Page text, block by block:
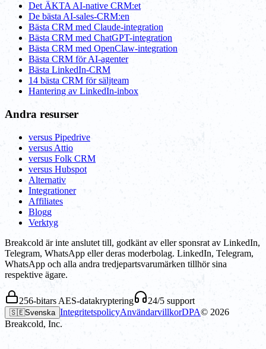
Det ÄKTA AI-native CRM:et
De bästa AI-sales-CRM:en
Bästa CRM med Claude-integration
Bästa CRM med ChatGPT-integration
Bästa CRM med OpenClaw-integration
Bästa CRM för AI-agenter
Bästa LinkedIn-CRM
14 bästa CRM för säljteam
Hantering av LinkedIn-inbox
Andra resurser
versus Pipedrive
versus Attio
versus Folk CRM
versus Hubspot
Alternativ
Integrationer
Affiliates
Blogg
Verktyg
Breakcold är inte anslutet till, godkänt av eller sponsrat av LinkedIn,
Telegram, WhatsApp eller deras moderbolag. LinkedIn, Telegram,
WhatsApp och alla andra tredjepartsvarumärken tillhör sina
respektive ägare.
256-bitars AES-datakryptering 24/5 support
🇸🇪Svenska IntegritetspolicyAnvändarvillkorDPA© 2026
Breakcold, Inc.